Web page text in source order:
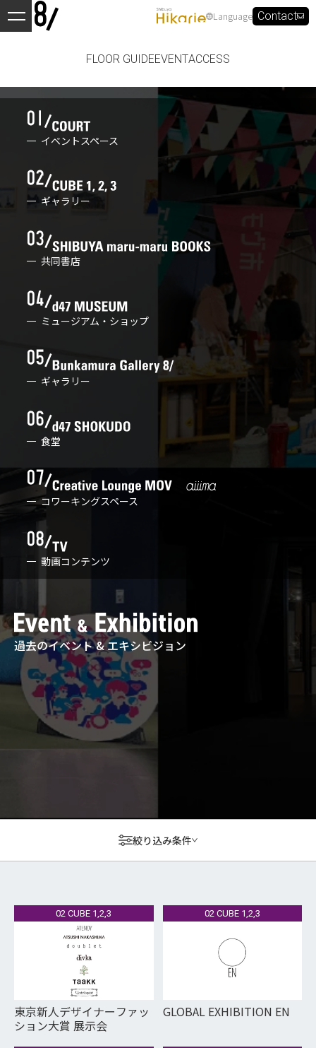
Language Contact
FLOOR GUIDEEVENTACCESS
イベントスペース
ギャラリー
共同書店
ミュージアム・ショップ
ギャラリー
食堂
コワーキングスペース
動画コンテンツ
過去のイベント & エキシビジョン
絞り込み条件
02 CUBE 1,2,3
東京新人デザイナーファッ
ション大賞 展示会
02 CUBE 1,2,3
GLOBAL EXHIBITION EN